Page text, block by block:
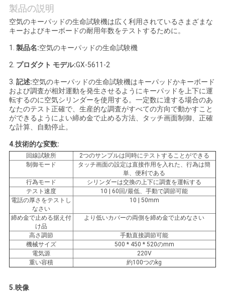
連
絡
し
な
さ
い
ニ
ュ
ー
ス
引
用
製品の説明
空気のキーパッドの生命試験機は広く利用されているさまざまな
キーおよびキーボードの耐用年数をテストするために。
1. 製品名:空気のキーパッドの生命試験機
2. プロダクト モデル:GX-5611-2
3. 記述:空気のキーパッドの生命試験機はキーパッドかキーボード
および調査が相対運動を発生させるようにキーパッドを上下に運
転するのに空気シリンダーを使用する。一定数に達する場合のあ
なたのテスト正確で、生産的な調査がすべての方向で動かすこと
ができるようによい締め金で止める方法、タッチ画面制御、正確
な計算、自動停止。
4.技術的な変数:
回線試験所
2つのサンプルは同時にテストすることができる
制御モード
タッチ画面の設定は直接作用を入れた、行為は簡
単、便利である
行為モード
シリンダーは交換の上下に調査を運転する
テスト速度
10 | 60回/最低、手動で調節可能
電話の厚さをテストし
なさい
10 | 50mm
締め金で止める据え付
け品
より低いカバーの両側を締め金で止めなさい
高さ調節
手動直接調節可能
機械サイズ
500 * 450 * 520のmm
電気源
220V
重い容積
約100つのkg
5.映像